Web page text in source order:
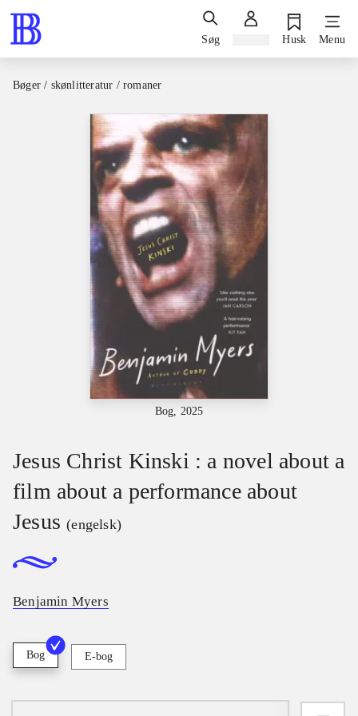
Søg Husk Menu
Bøger / skønlitteratur / romaner
Bog, 2025
Jesus Christ Kinski : a novel about a
film about a performance about
Jesus (engelsk)
Benjamin Myers
Bog E-bog